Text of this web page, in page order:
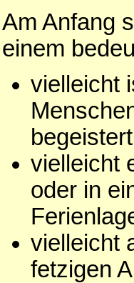
Am Anfang
einem
vielleicht
vielleicht
oder in
vielleicht
fetzigen